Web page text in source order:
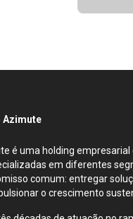
Azimute
é uma holding empresarial
em diferentes
comum: entregar
o crescimento